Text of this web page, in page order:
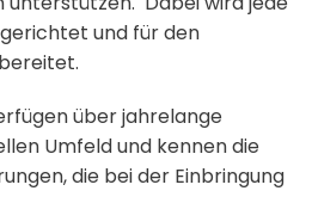
und für den
über jahrelange
Umfeld und kennen die
die bei der Einbringung